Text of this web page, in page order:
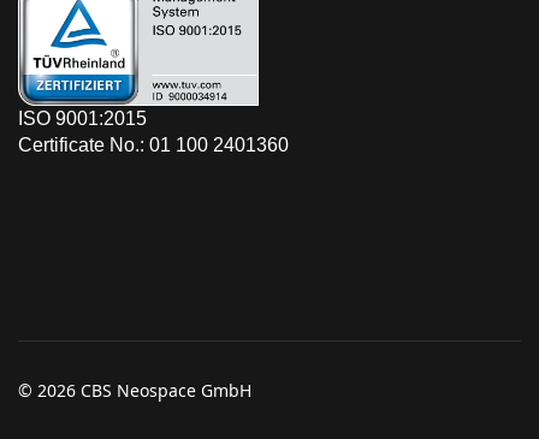
ISO 9001:2015
Certificate No.: 01 100 2401360
© 2026 CBS Neospace GmbH